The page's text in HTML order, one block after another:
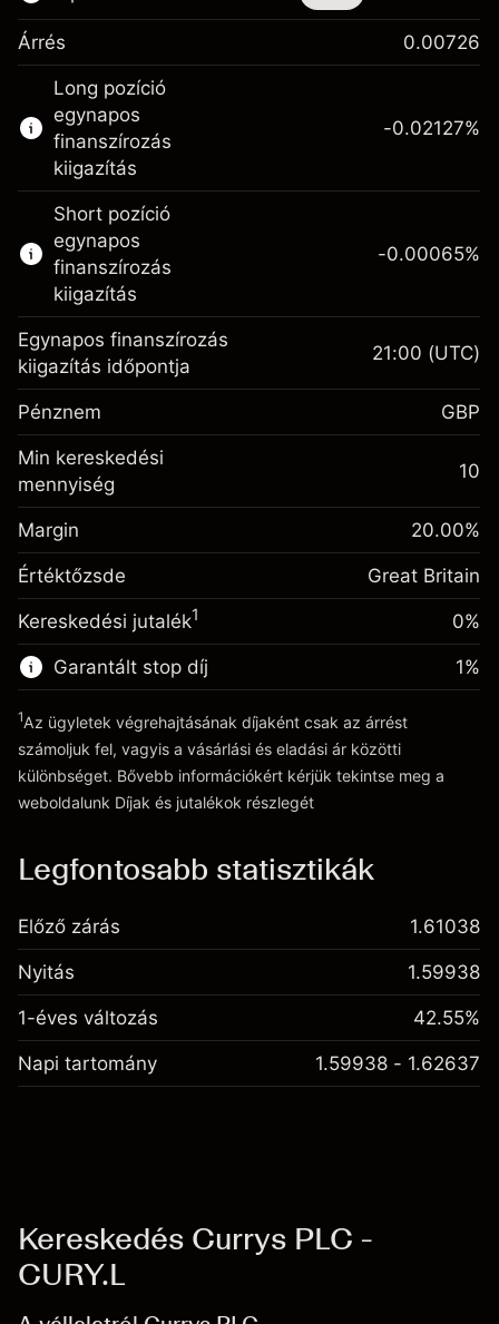
Ez a pénzügyi eszköz CFD-ken és Knock-
outokon keresztül is kereskedhető.
Bővebb információk:
CFD-k
Knock-outok
Árrés 0.00726
Long pozíció
egynapos
finanszírozás
kiigazítás
Fedezet. A befektetése
£1,000.00
Egynapos finanszírozás
kiigazítás
A pozíció teljes értékéből
származó díjak
-0.021271
%
Ügyletméret tőkeáttétellel ~£5,000.00
Tőkeáttételből származó pénz ~
£4,000.00
Ugrás a platformra
-0.02127%
Short pozíció
egynapos
finanszírozás
kiigazítás
Fedezet. A befektetése
Egynapos finanszírozás
kiigazítás
A pozíció teljes értékéből
származó díjak
-0.000647
%
(-£0.03)
Ügyletméret tőkeáttétellel ~
Tőkeáttételből származó pénz ~
Ugrás a platformra
-0.00065%
Egynapos finanszírozás
kiigazítás időpontja
21:00 (UTC)
Pénznem GBP
Min kereskedési
mennyiség
10
Margin 20.00%
Értéktőzsde Great Britain
Kereskedési jutalék1 0%
Garantált stop díj
Díjak és jutalékokrészlegét
1%
1Az ügyletek végrehajtásának díjaként csak az árrést
számoljuk fel, vagyis a vásárlási és eladási ár közötti
különbséget. Bővebb információkért kérjük tekintse meg a
weboldalunk Díjak és jutalékok részlegét
Legfontosabb statisztikák
Előző zárás 1.61038
Nyitás 1.59938
1-éves változás 42.55%
Napi tartomány 1.59938 - 1.62637
Kereskedés Currys PLC -
CURY.L